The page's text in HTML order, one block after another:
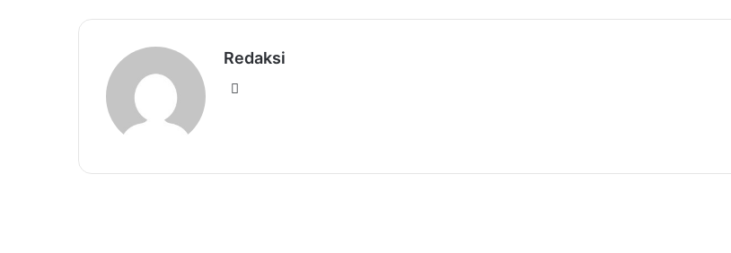
Redaksi
Sains Kemenag Aceh Besar